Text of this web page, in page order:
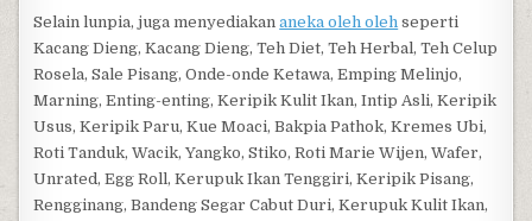
Selain lunpia, juga menyediakananeka oleh oleh seperti
Kacang Dieng, Kacang Dieng, Teh Diet, Teh Herbal, Teh Celup
Rosela, Sale Pisang, Onde-onde Ketawa, Emping Melinjo,
Marning, Enting-enting, Keripik Kulit Ikan, Intip Asli, Keripik
Usus, Keripik Paru, Kue Moaci, Bakpia Pathok, Kremes Ubi,
Roti Tanduk, Wacik, Yangko, Stiko, Roti Marie Wijen, Wafer,
Unrated, Egg Roll, Kerupuk Ikan Tenggiri, Keripik Pisang,
Rengginang, Bandeng Segar Cabut Duri, Kerupuk Kulit Ikan,